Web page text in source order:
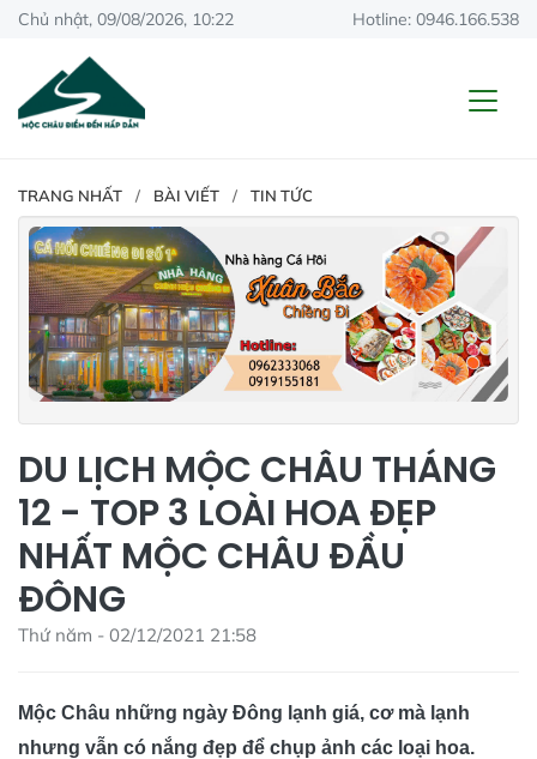
Chủ nhật, 09/08/2026, 10:22 Hotline: 0946.166.538
TRANG NHẤT BÀI VIẾT TIN TỨC
DU LỊCH MỘC CHÂU THÁNG
12 - TOP 3 LOÀI HOA ĐẸP
NHẤT MỘC CHÂU ĐẦU
ĐÔNG
Thứ năm - 02/12/2021 21:58
Mộc Châu những ngày Đông lạnh giá, cơ mà lạnh
nhưng vẫn có nắng đẹp để chụp ảnh các loại hoa.